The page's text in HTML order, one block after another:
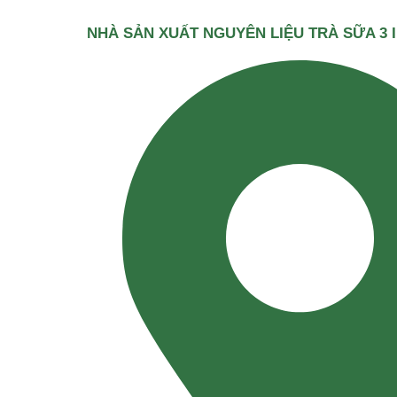
NHÀ SẢN XUẤT NGUYÊN LIỆU TRÀ SỮA 3